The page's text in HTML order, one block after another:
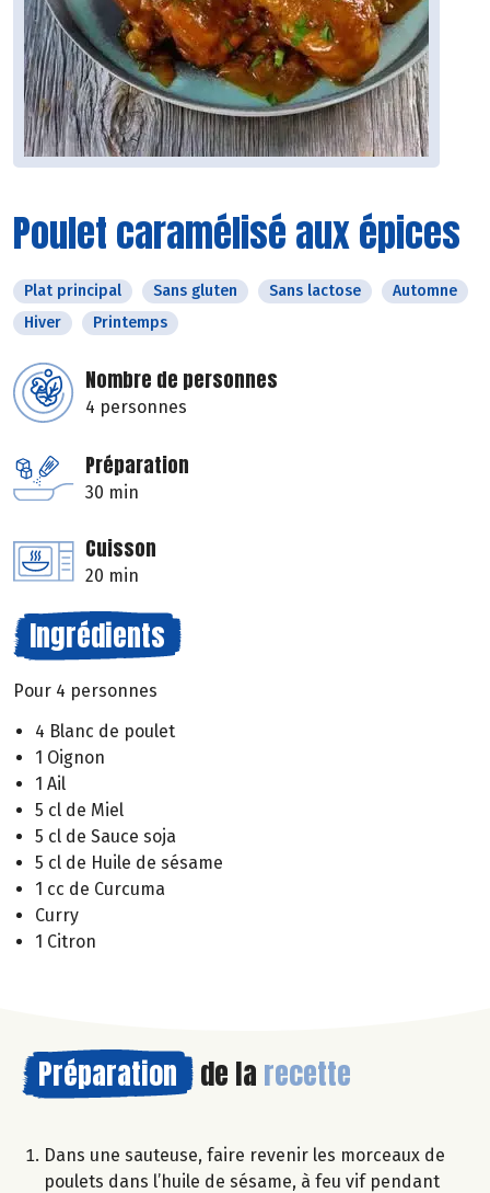
Poulet caramélisé aux épices
Plat principal Sans gluten Sans lactose
Automne
Hiver
Printemps
Nombre de personnes
4 personnes
Préparation
30 min
Cuisson
20 min
Ingrédients
Pour 4 personnes
4 Blanc de poulet
1 Oignon
1 Ail
5 cl de Miel
5 cl de Sauce soja
5 cl de Huile de sésame
1 cc de Curcuma
Curry
1 Citron
Préparation de la recette
Dans une sauteuse, faire revenir les morceaux de
poulets dans l’huile de sésame, à feu vif pendant